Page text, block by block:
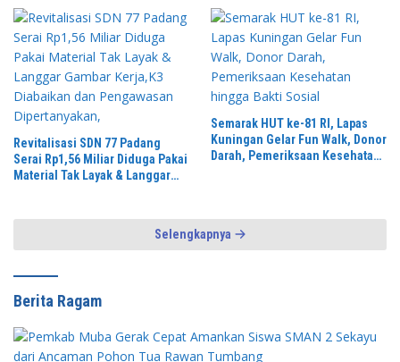
Revitalisasi SDN 77 Padang
Serai Rp1,56 Miliar Diduga Pakai
Material Tak Layak & Langgar
Semarak HUT ke-81 RI, Lapas
Kuningan Gelar Fun Walk, Donor
Darah, Pemeriksaan Kesehatan
Selengkapnya
Berita Ragam